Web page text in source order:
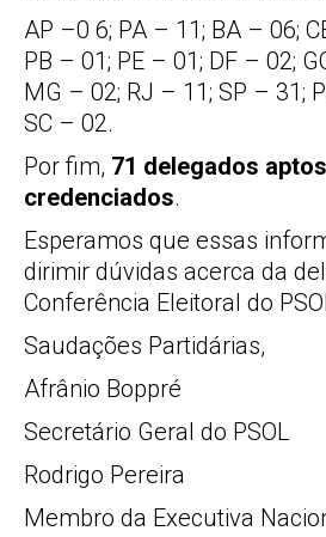
AP –0 6; PA – 11; BA – 06;
PB – 01; PE – 01; DF – 02;
MG – 02; RJ – 11; SP – 31;
SC – 02.
Por fim, 71 delegados
credenciados.
Esperamos que essas
dirimir dúvidas acerca da
Conferência Eleitoral do
Saudações Partidárias,
Afrânio Boppré
Secretário Geral do PSOL
Rodrigo Pereira
Membro da Executiva